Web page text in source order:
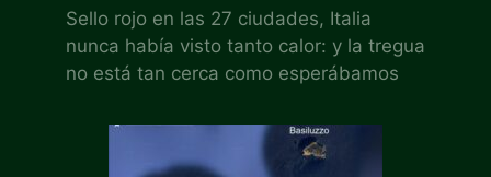
Sello rojo en las 27 ciudades, Italia
nunca había visto tanto calor: y la tregua
no está tan cerca como esperábamos